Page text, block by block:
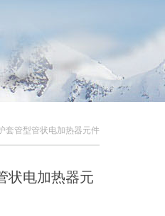
套管型管状电加热器元件
状电加热器元